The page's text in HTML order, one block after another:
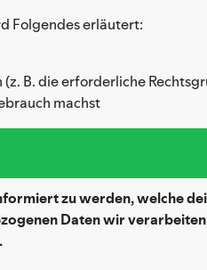
Folgendes erläutert:
B. die erforderliche
machst
zu werden, welche
Daten wir